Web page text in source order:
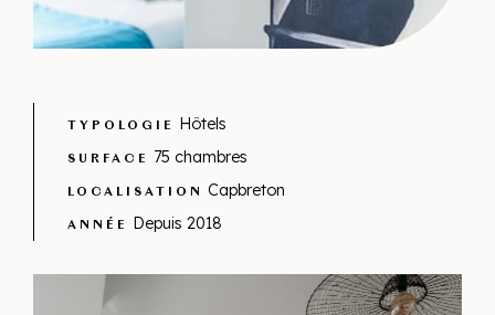
TYPOLOGIE Hôtels
SURFACE 75 chambres
LOCALISATION Capbreton
ANNÉE Depuis 2018